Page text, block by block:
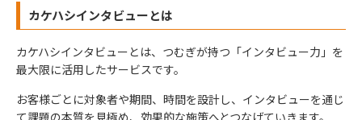
カケハシインタビューとは
カケハシインタビューとは、つむぎが持つ「インタビュー力」を
最大限に活用したサービスです。
お客様ごとに対象者や期間、時間を設計し、インタビューを通じ
て課題の本質を見極め、効果的な施策へとつなげていきます。